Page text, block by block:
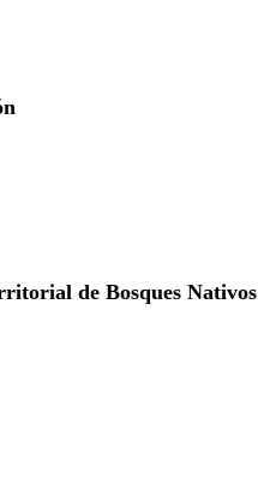
de Bosques Nativos